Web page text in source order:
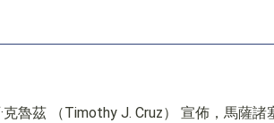
魯茲 （Timothy J. Cruz） 宣佈，馬薩諸